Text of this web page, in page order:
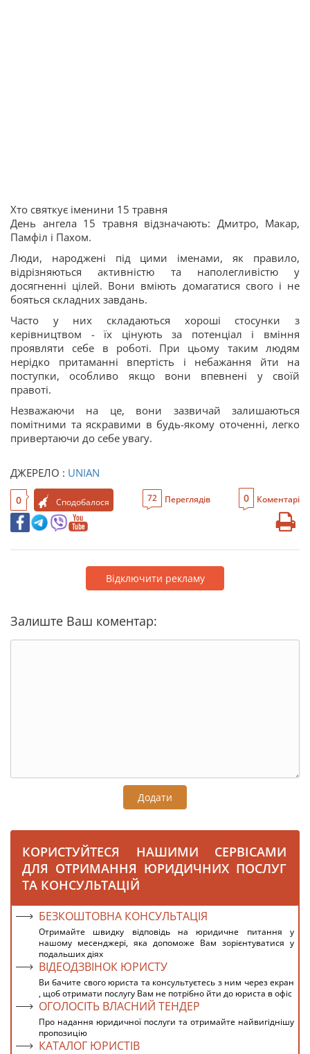
Хто святкує іменини 15 травня
День ангела 15 травня відзначають: Дмитро, Макар,
Памфіл і Пахом.
Люди, народжені під цими іменами, як правило,
відрізняються активністю та наполегливістю у
досягненні цілей. Вони вміють домагатися свого і не
бояться складних завдань.
Часто у них складаються хороші стосунки з
керівництвом - їх цінують за потенціал і вміння
проявляти себе в роботі. При цьому таким людям
нерідко притаманні впертість і небажання йти на
поступки, особливо якщо вони впевнені у своїй
правоті.
Незважаючи на це, вони зазвичай залишаються
помітними та яскравими в будь-якому оточенні, легко
привертаючи до себе увагу.
ДЖЕРЕЛО : UNIAN
0 Сподобалося 72 Переглядів 0 Коментарі
Відключити рекламу
Залиште Ваш коментар:
Додати
КОРИСТУЙТЕСЯ НАШИМИ СЕРВІСАМИ
ДЛЯ ОТРИМАННЯ ЮРИДИЧНИХ ПОСЛУГ
ТА КОНСУЛЬТАЦІЙ
БЕЗКОШТОВНА КОНСУЛЬТАЦІЯ
Отримайте швидку відповідь на юридичне питання у
нашому месенджері, яка допоможе Вам зорієнтуватися у
подальших діях
ВІДЕОДЗВІНОК ЮРИСТУ
Ви бачите свого юриста та консультуєтесь з ним через екран
, щоб отримати послугу Вам не потрібно йти до юриста в офіс
ОГОЛОСІТЬ ВЛАСНИЙ ТЕНДЕР
Про надання юридичної послуги та отримайте найвигіднішу
пропозицію
КАТАЛОГ ЮРИСТІВ